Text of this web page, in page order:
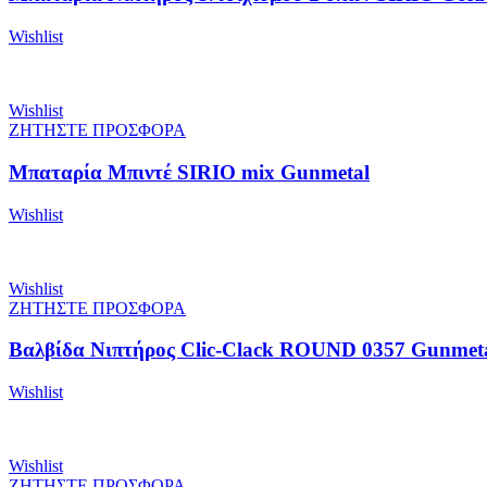
Wishlist
Wishlist
ΖΗΤΗΣΤΕ ΠΡΟΣΦΟΡΑ
Μπαταρία Μπιντέ SIRIO mix Gunmetal
Wishlist
Wishlist
ΖΗΤΗΣΤΕ ΠΡΟΣΦΟΡΑ
Βαλβίδα Νιπτήρος Clic-Clack ROUND 0357
Wishlist
Wishlist